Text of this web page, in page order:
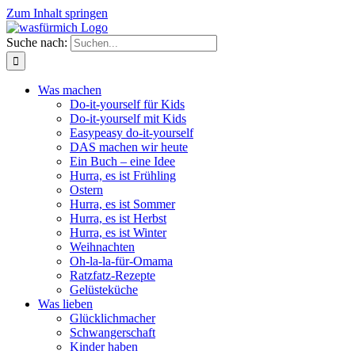
Zum Inhalt springen
Suche nach:
Was machen
Do-it-yourself für Kids
Do-it-yourself mit Kids
Easypeasy do-it-yourself
DAS machen wir heute
Ein Buch – eine Idee
Hurra, es ist Frühling
Ostern
Hurra, es ist Sommer
Hurra, es ist Herbst
Hurra, es ist Winter
Weihnachten
Oh-la-la-für-Omama
Ratzfatz-Rezepte
Gelüsteküche
Was lieben
Glücklichmacher
Schwangerschaft
Kinder haben